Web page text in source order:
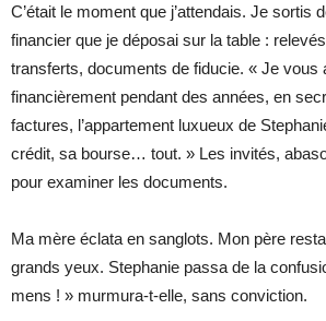
C’était le moment que j’attendais. Je sortis
financier que je déposai sur la table :
transferts, documents de fiducie. « Je vous
financièrement pendant des années, en
factures, l’appartement luxueux de
crédit, sa bourse… tout. » Les invités,
pour examiner les documents.
Ma mère éclata en sanglots. Mon père
grands yeux. Stephanie passa de la
mens ! » murmura-t-elle, sans conviction.